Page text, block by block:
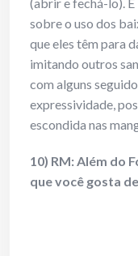
sobre o uso dos
que eles têm para
imitando outros
com alguns
expressividade,
escondida nas
10) RM: Além do
que você gosta